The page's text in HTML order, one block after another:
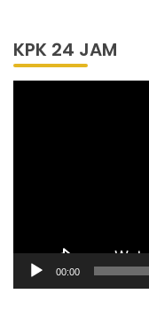
KPK 24 JAM
00:00